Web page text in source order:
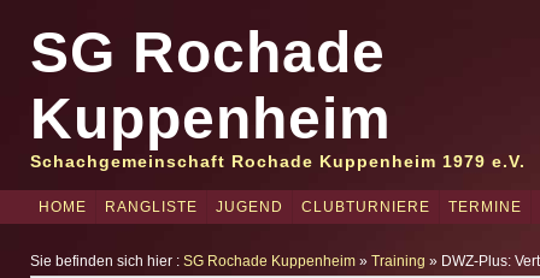
SG Rochade
Kuppenheim
Schachgemeinschaft Rochade Kuppenheim 1979 e.V.
HOME RANGLISTE JUGEND CLUBTURNIERE TERMINE
Sie befinden sich hier : SG Rochade Kuppenheim» Training » DWZ-Plus: